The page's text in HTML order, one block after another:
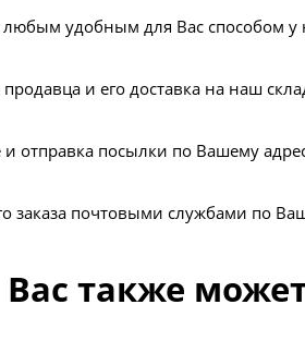
любым удобным для Вас способом у
и его доставка на наш
отправка посылки по Вашему
заказа почтовыми службами по
Вас также